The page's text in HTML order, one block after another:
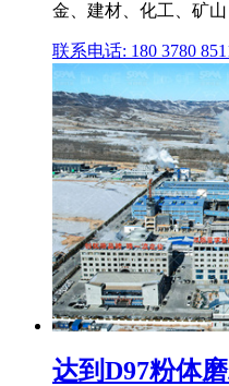
金、建材、化工、矿山
联系电话: 180 3780
达到D97粉体